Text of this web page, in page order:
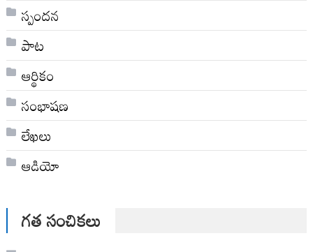
స్పందన
పాట
ఆర్థికం
సంభాషణ
లేఖలు
ఆడియో
గత సంచికలు